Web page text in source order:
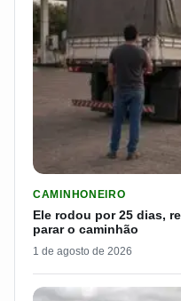
CAMINHONEIRO
Ele rodou por 25 dias,
parar o caminhão
1 de agosto de 2026